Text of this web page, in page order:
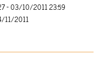
- 03/10/2011 23:59
11/2011